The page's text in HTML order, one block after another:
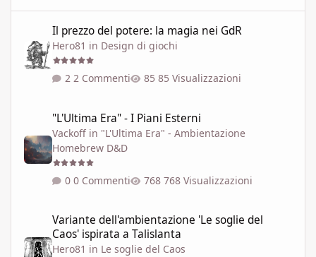
Il prezzo del potere: la magia nei GdR
Hero81 in Design di giochi
2 Commenti 85 Visualizzazioni
"L'Ultima Era" - I Piani Esterni
Vackoff in "L'Ultima Era" - Ambientazione
Homebrew D&D
0 Commenti 768 Visualizzazioni
Variante dell'ambientazione 'Le soglie del
Caos' ispirata a Talislanta
Hero81 in Le soglie del Caos